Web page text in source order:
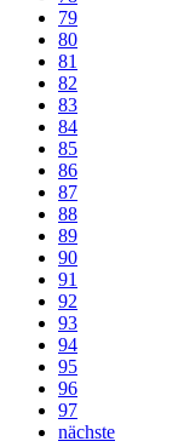
79
80
81
82
83
84
85
86
87
88
89
90
91
92
93
94
95
96
97
nächste